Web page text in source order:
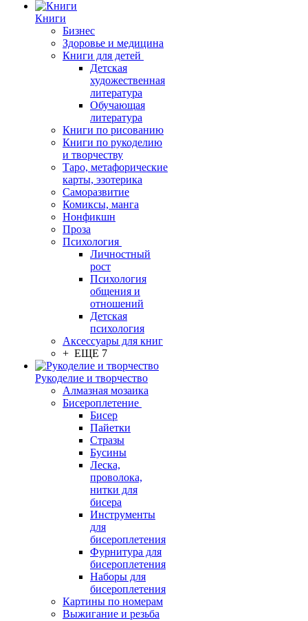
Книги
Бизнес
Здоровье и медицина
Книги для детей
Детская
художественная
литература
Обучающая
литература
Книги по рисованию
Книги по рукоделию
и творчеству
Таро, метафорические
карты, эзотерика
Саморазвитие
Комиксы, манга
Нонфикшн
Проза
Психология
Личностный
рост
Психология
общения и
отношений
Детская
психология
Аксессуары для книг
+ ЕЩЕ 7
Рукоделие и творчество
Алмазная мозаика
Бисероплетение
Бисер
Пайетки
Стразы
Бусины
Леска,
проволока,
нитки для
бисера
Инструменты
для
бисероплетения
Фурнитура для
бисероплетения
Наборы для
бисероплетения
Картины по номерам
Выжигание и резьба